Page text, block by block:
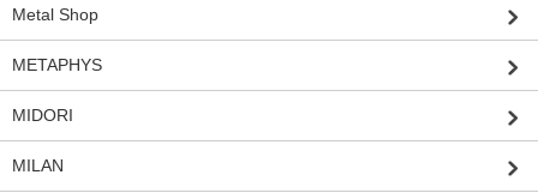
Metal Shop
METAPHYS
MIDORI
MILAN